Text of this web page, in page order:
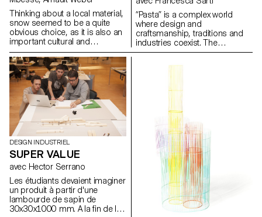
Thinking about a local material,
snow seemed to be a quite
obvious choice, as it is also an
important cultural and
economical aspect for
Switzerland. When the snow
season approaches a whole
aesthetics covers our streets, a
lot of snow items pop up in
stores. Would it be possible to
invent new ones, to
redesign some or just to play
with this winter aesthetics? This
is what we will try to find out
during this week workshop.
“Pasta” is a complex world
where design and
craftsmanship, traditions and
industries coexist. The
workshop will be an occasion
aspects, creating hand-made
pasta, efficient molds and a
convivial space where guests
will enjoy the “social power of
pasta”. To highlight the
important play between simple
ingredients and their creative
interpretation, students,
working in groups, will be
asked to invent their own
handmade pasta and share the
story, the idea behind it. Then
students will work on a mold to
make the production of their
pasta more efficient and in the
end they will pull together to
DESIGN INDUSTRIEL
SUPER VALUE
avec Hector Serrano
Les étudiants devaient imaginer
un produit à partir d'une
lambourde de sapin de
30x30x1000 mm. A la fin de la